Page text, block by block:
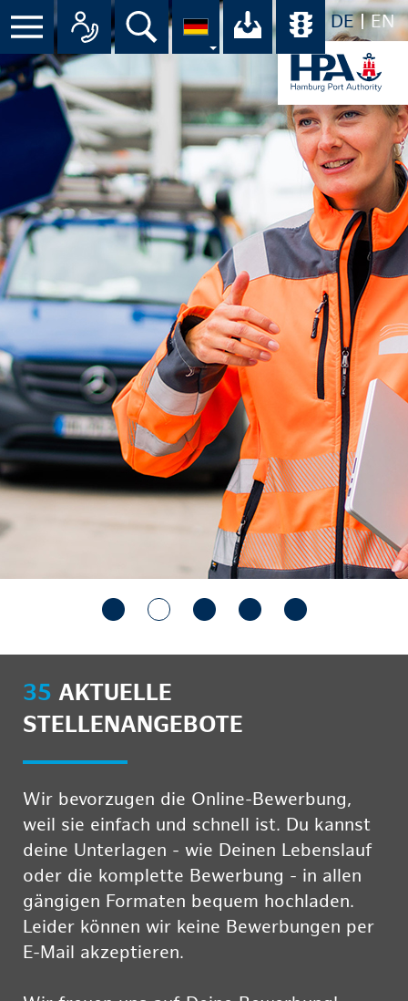
DE EN
Menü Alle Ansprechpartner im
Suche Ihr Download-
35 AKTUELLE
STELLENANGEBOTE
Wir bevorzugen die Online-Bewerbung,
weil sie einfach und schnell ist. Du kannst
deine Unterlagen - wie Deinen Lebenslauf
oder die komplette Bewerbung - in allen
gängigen Formaten bequem hochladen.
Leider können wir keine Bewerbungen per
E-Mail akzeptieren.